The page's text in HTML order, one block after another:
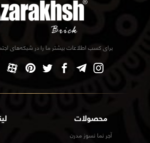
محصولات
آجر نما نسوز مدرن
برای کسب اطلاعات بیشتر ما را در شبکه‌های